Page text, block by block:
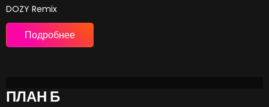
DOZY Remix
Подробнее
ПЛАН Б